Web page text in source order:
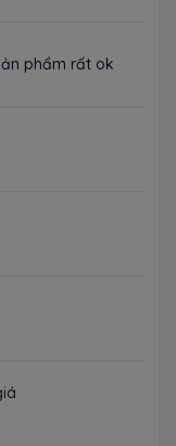
phẩm rất ok